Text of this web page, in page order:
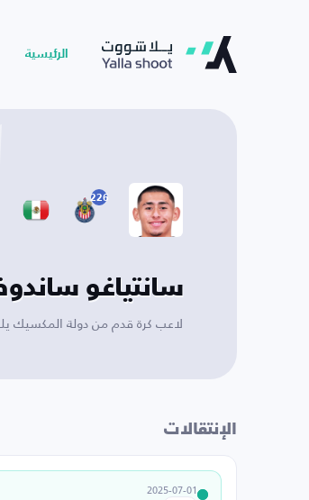
الرئيسية
226
سانتياغو
لاعب كرة قدم من دولة المكسيك
الإنتقالات
2025-07-01